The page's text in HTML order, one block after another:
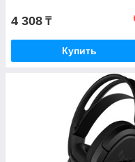
4 308 ₸
Купить